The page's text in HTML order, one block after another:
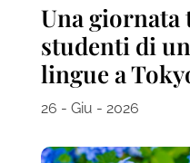
Una
studenti di
lingue a
26 - Giu - 2026